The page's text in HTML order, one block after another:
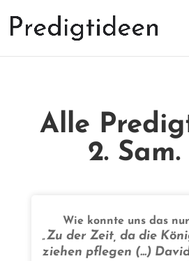
Alle
2. Sam.
Wie konnte uns das
„Zu der Zeit, da die
ziehen pflegen (…)